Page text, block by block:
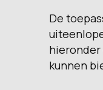
De
hieronder
kunnen